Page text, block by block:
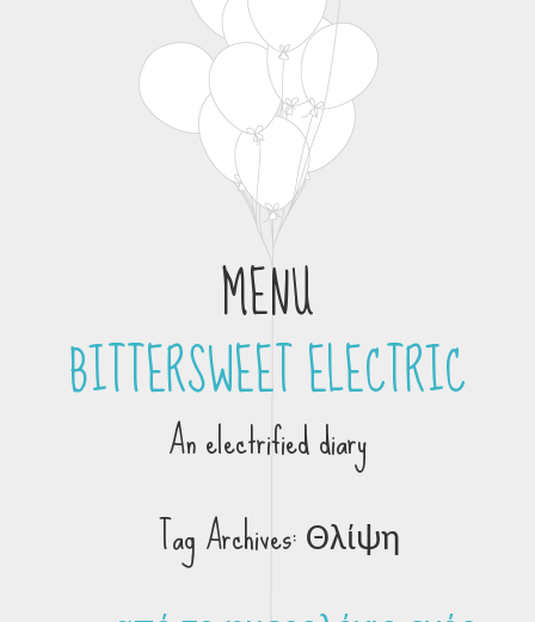
MENU
Skip to contentBITTERSWEET ELECTRIC
An electrified diary
Tag Archives:Θλίψη